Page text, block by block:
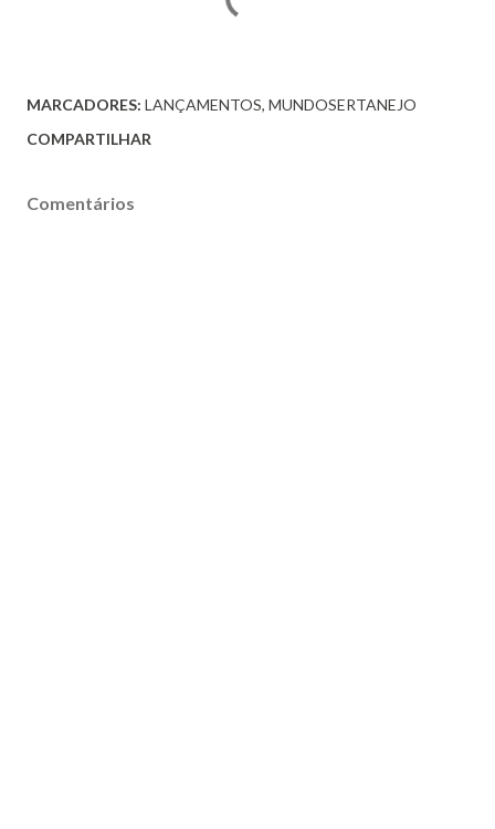
MARCADORES: LANÇAMENTOS MUNDOSERTANEJO
COMPARTILHAR
Comentários